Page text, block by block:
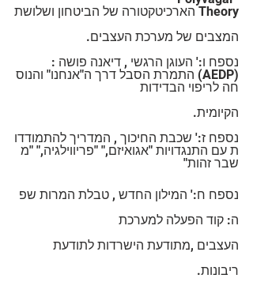
Theory הארכיטקטורה של הביטחון ושלושת
המצבים של מערכת העצבים.
נספח ו:' העוגן הרגשי , דיאנה פושה :
(AEDP) התמרת הסבל דרך ה"אנחנו" והנוס
חה לריפוי הבדידות
הקיומית.
נספח ז:' שכבת החיכוך , המדריך להתמודדו
ת עם התנגדויות "אגואיזם," "פריווילגיה," "מ
שבר זהות"
נספח ח:' המילון החדש , טבלת המרות שפ
ה: קוד הפעלה למערכת
העצבים ,מתודעת הישרדות לתודעת
ריבונות.